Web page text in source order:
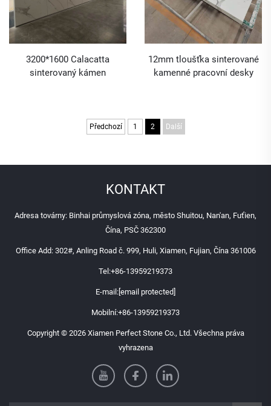
3200*1600 Calacatta
sinterovaný kámen
12mm tloušťka sinterované
kamenné pracovní desky
Předchozí 1 2 Další
KONTAKT
Adresa továrny: Binhai průmyslová zóna, město Shuitou, Nan'an, Fuťien,
Čína, PSČ 362300
Office Add: 302#, Anling Road č. 999, Huli, Xiamen, Fujian, Čína 361006
Tel:+86-13959219373
E-mail:[email protected]
Mobilní:+86-13959219373
Copyright © 2026 Xiamen Perfect Stone Co., Ltd. Všechna práva
vyhrazena